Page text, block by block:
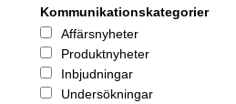
Kommunikationskategorier
Affärsnyheter
Produktnyheter
Inbjudningar
Undersökningar